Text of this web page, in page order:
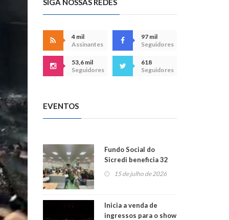
SIGA NOSSAS REDES
4 mil
Assinantes
97 mil
Seguidores
53,6 mil
Seguidores
618
Seguidores
EVENTOS
Fundo Social do
Sicredi beneficia 32
projetos em
15 de julho de 2026
Inicia a venda de
ingressos para o show